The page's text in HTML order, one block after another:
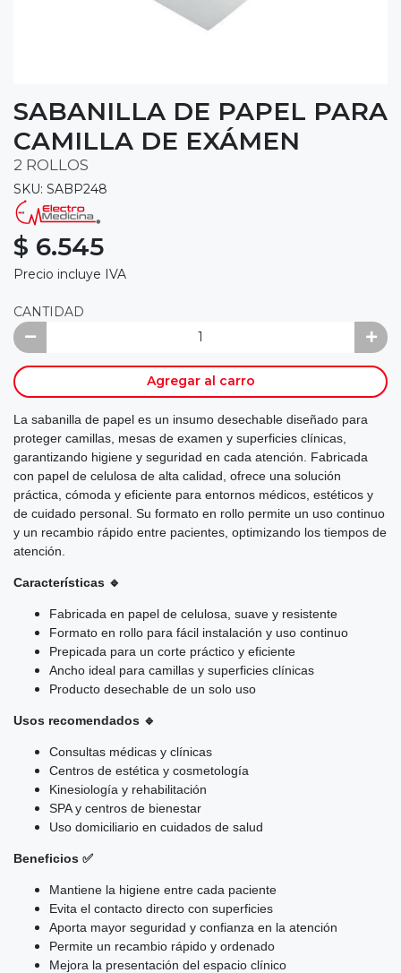
SABANILLA DE PAPEL PARA
CAMILLA DE EXÁMEN
2 ROLLOS
SKU: SABP248
$ 6.545
Precio incluye IVA
CANTIDAD
Agregar al carro
La sabanilla de papel es un insumo desechable diseñado para
proteger camillas, mesas de examen y superficies clínicas,
garantizando higiene y seguridad en cada atención. Fabricada
con papel de celulosa de alta calidad, ofrece una solución
práctica, cómoda y eficiente para entornos médicos, estéticos y
de cuidado personal. Su formato en rollo permite un uso continuo
y un recambio rápido entre pacientes, optimizando los tiempos de
atención.
Características 🔹
Fabricada en papel de celulosa, suave y resistente
Formato en rollo para fácil instalación y uso continuo
Prepicada para un corte práctico y eficiente
Ancho ideal para camillas y superficies clínicas
Producto desechable de un solo uso
Usos recomendados 🔹
Consultas médicas y clínicas
Centros de estética y cosmetología
Kinesiología y rehabilitación
SPA y centros de bienestar
Uso domiciliario en cuidados de salud
Beneficios ✅
Mantiene la higiene entre cada paciente
Evita el contacto directo con superficies
Aporta mayor seguridad y confianza en la atención
Permite un recambio rápido y ordenado
Mejora la presentación del espacio clínico